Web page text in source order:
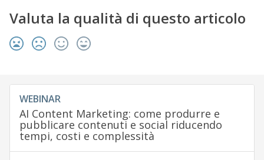
Valuta la qualità di questo articolo
WEBINAR
AI Content Marketing: come produrre e
pubblicare contenuti e social riducendo
tempi, costi e complessità